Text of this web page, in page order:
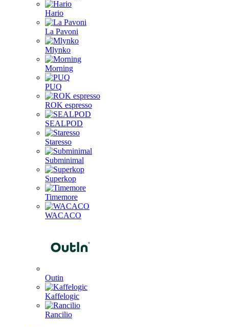
Hario
La Pavoni
Mlynko
Morning
PUQ
ROK espresso
SEALPOD
Staresso
Subminimal
Superkop
Timemore
WACACO
Outin
Kaffelogic
Rancilio